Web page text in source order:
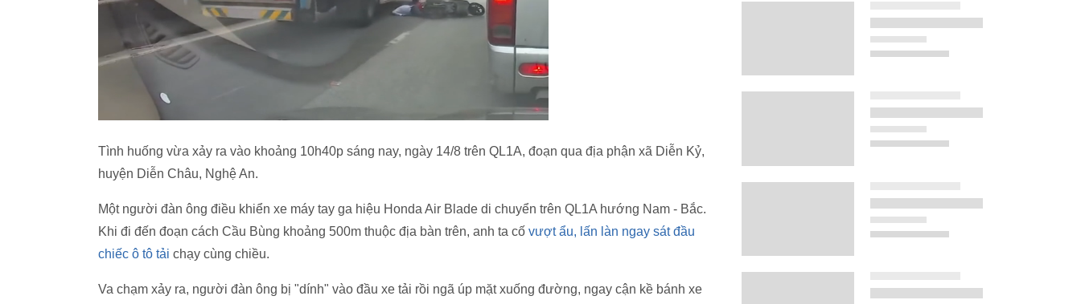
Tình huống vừa xảy ra vào khoảng 10h40p sáng nay, ngày 14/8 trên QL1A, đoạn qua địa phận xã Diễn Kỷ,
huyện Diễn Châu, Nghệ An.
Một người đàn ông điều khiển xe máy tay ga hiệu Honda Air Blade di chuyển trên QL1A hướng Nam - Bắc.
Khi đi đến đoạn cách Cầu Bùng khoảng 500m thuộc địa bàn trên, anh ta cố vượt ẩu, lấn làn ngay sát đầu
chiếc ô tô tải chạy cùng chiều.
Va chạm xảy ra, người đàn ông bị "dính" vào đầu xe tải rồi ngã úp mặt xuống đường, ngay cận kề bánh xe